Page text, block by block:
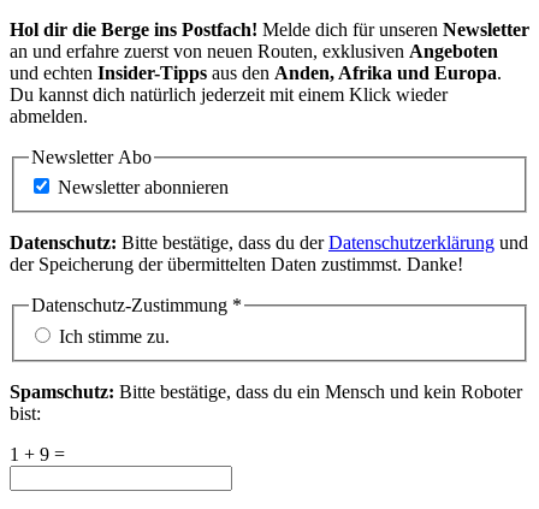
Hol dir die Berge ins Postfach! Melde dich für unseren Newsletter
an und erfahre zuerst von neuen Routen, exklusiven Angeboten
und echten Insider-Tipps aus den Anden, Afrika und Europa.
Du kannst dich natürlich jederzeit mit einem Klick wieder
abmelden.
Newsletter Abo
Newsletter abonnieren
Datenschutz: Bitte bestätige, dass du derDatenschutzerklärung und
der Speicherung der übermittelten Daten zustimmst. Danke!
Datenschutz-Zustimmung *
Ich stimme zu.
Spamschutz: Bitte bestätige, dass du ein Mensch und kein Roboter
bist:
1 + 9 =